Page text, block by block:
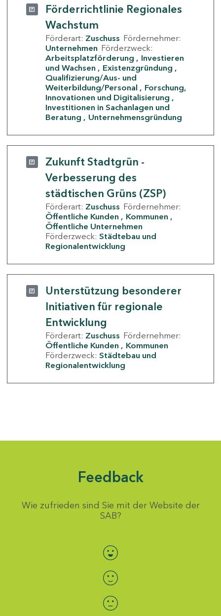
Förderrichtlinie Regionales
Wachstum
Förderart: Zuschuss Fördernehmer:
Unternehmen Förderzweck:
Arbeitsplatzförderung
Investieren
und Wachsen
Existenzgründung
Qualifizierung/Aus- und
Weiterbildung/Personal
Forschung,
Innovationen und Digitalisierung
Investitionen in Sachanlagen und
Beratung
Unternehmensgründung
Zukunft Stadtgrün -
Verbesserung des
städtischen Grüns (ZSP)
Förderart: Zuschuss Fördernehmer:
Öffentliche Kunden
Kommunen
Öffentliche Unternehmen
Förderzweck: Städtebau und
Regionalentwicklung
Unterstützung besonderer
Initiativen für regionale
Entwicklung
Förderart: Zuschuss Fördernehmer:
Öffentliche Kunden
Kommunen
Förderzweck: Städtebau und
Regionalentwicklung
Feedback
Wie zufrieden sind Sie mit der Website der
SAB?
Bewertung auswählen